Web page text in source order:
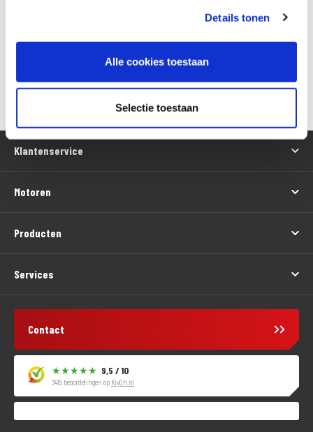
Details tonen
Alle cookies toestaan
Selectie toestaan
Versturen
Klantenservice
Motoren
Producten
Services
Contact
9,5 / 10
3415 beoordelingen op KiyOh.nl